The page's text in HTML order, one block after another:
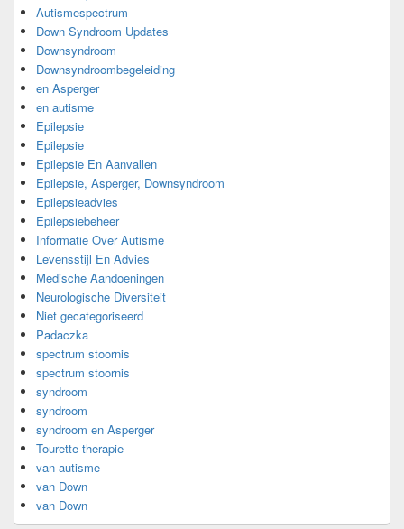
Autismespectrum
Down Syndroom Updates
Downsyndroom
Downsyndroombegeleiding
en Asperger
en autisme
Epilepsie
Epilepsie
Epilepsie En Aanvallen
Epilepsie, Asperger, Downsyndroom
Epilepsieadvies
Epilepsiebeheer
Informatie Over Autisme
Levensstijl En Advies
Medische Aandoeningen
Neurologische Diversiteit
Niet gecategoriseerd
Padaczka
spectrum stoornis
spectrum stoornis
syndroom
syndroom
syndroom en Asperger
Tourette-therapie
van autisme
van Down
van Down